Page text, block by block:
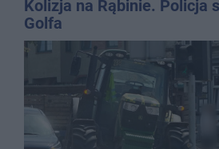
Kolizja na Rąbinie. Policja
Golfa